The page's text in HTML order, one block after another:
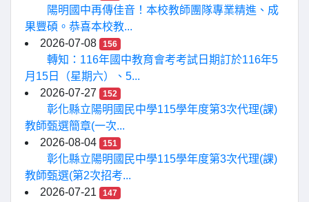
陽明國中再傳佳音！本校教師團隊專業精進、成
果豐碩。恭喜本校教...
2026-07-08
156
轉知：116年國中教育會考考試日期訂於116年5
月15日（星期六）、5...
2026-07-27
152
彰化縣立陽明國民中學115學年度第3次代理(課)
教師甄選簡章(一次...
2026-08-04
151
彰化縣立陽明國民中學115學年度第3次代理(課)
教師甄選(第2次招考...
2026-07-21
147